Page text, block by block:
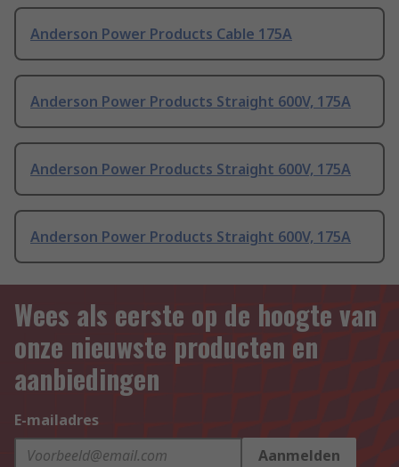
Anderson Power Products Cable 175A
Anderson Power Products Straight 600V, 175A
Anderson Power Products Straight 600V, 175A
Anderson Power Products Straight 600V, 175A
Wees als eerste op de hoogte van
onze nieuwste producten en
aanbiedingen
E-mailadres
Aanmelden